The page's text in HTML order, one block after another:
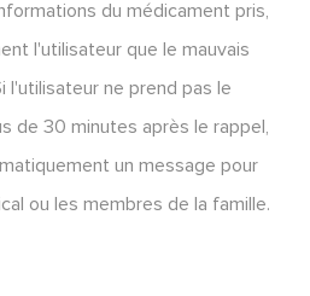
du médicament pris,
l'utilisateur que le mauvais
l'utilisateur ne prend pas le
de 30 minutes après le rappel,
un message pour
ou les membres de la famille.